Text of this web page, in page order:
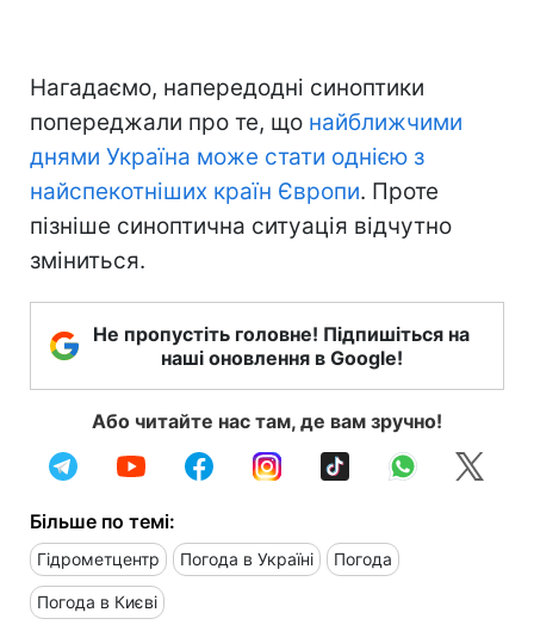
Нагадаємо, напередодні синоптики
попереджали про те, що найближчими
днями Україна може стати однією з
найспекотніших країн Європи. Проте
пізніше синоптична ситуація відчутно
зміниться.
Не пропустіть головне! Підпишіться на
наші оновлення в Google!
Або читайте нас там, де вам зручно!
Більше по темі:
Гідрометцентр Погода в Україні Погода
Погода в Києві